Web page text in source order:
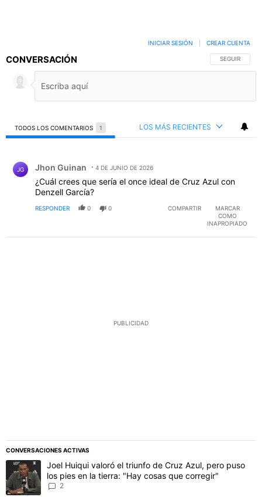
CONVERSACIÓN SIGA ESTA
SEGUIR
INICIAR SESIÓN CREAR CUENTA
TODOS LOS COMENTARIOS 1 LOS MÁS RECIENTES
JG Jhon Guinan 4 DE JUNIO DE 2026
¿Cuál crees que sería el once ideal de Cruz Azul con
Denzell García?
RESPONDER 0 0 COMPARTIR
MARCAR
COMO
INAPROPIADO
PUBLICIDAD
CONVERSACIONES ACTIVAS
Este listado muestra los artículos con más comentarios en los
Un artículo de tendencia con el título "Joel Huiqui valoró el
Joel Huiqui valoró el triunfo de Cruz Azul, pero puso
los pies en la tierra: "Hay cosas que corregir"
2